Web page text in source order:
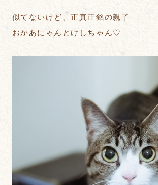
似てないけど、正真正銘の親子
おかあにゃんとけしちゃん♡